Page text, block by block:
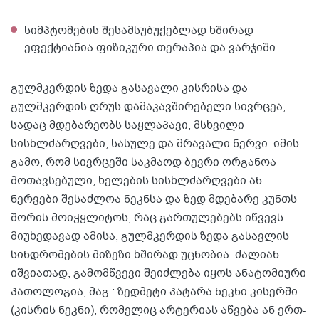
სიმპტომების შესამსუბუქებლად ხშირად
ეფექტიანია ფიზიკური თერაპია და ვარჯიში.
გულმკერდის ზედა გასავალი კისრისა და
გულმკერდის ღრუს დამაკავშირებელი სივრცეა,
სადაც მდებარეობს საყლაპავი, მსხვილი
სისხლძარღვები, სასულე და მრავალი ნერვი. იმის
გამო, რომ სივრცეში საკმაოდ ბევრი ორგანოა
მოთავსებული, ხელების სისხლძარღვები ან
ნერვები შესაძლოა ნეკნსა და ზედ მდებარე კუნთს
შორის მოიჭყლიტოს, რაც გართულებებს იწვევს.
მიუხედავად ამისა, გულმკერდის ზედა გასავლის
სინდრომების მიზეზი ხშირად უცნობია. ძალიან
იშვიათად, გამომწვევი შეიძლება იყოს ანატომიური
პათოლოგია, მაგ.: ზედმეტი პატარა ნეკნი კისერში
(კისრის ნეკნი), რომელიც არტერიას აწვება ან ერთ-